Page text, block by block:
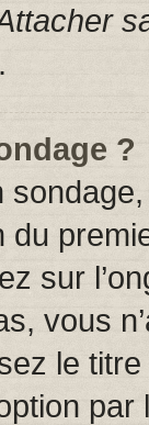
?
sur
vous
le